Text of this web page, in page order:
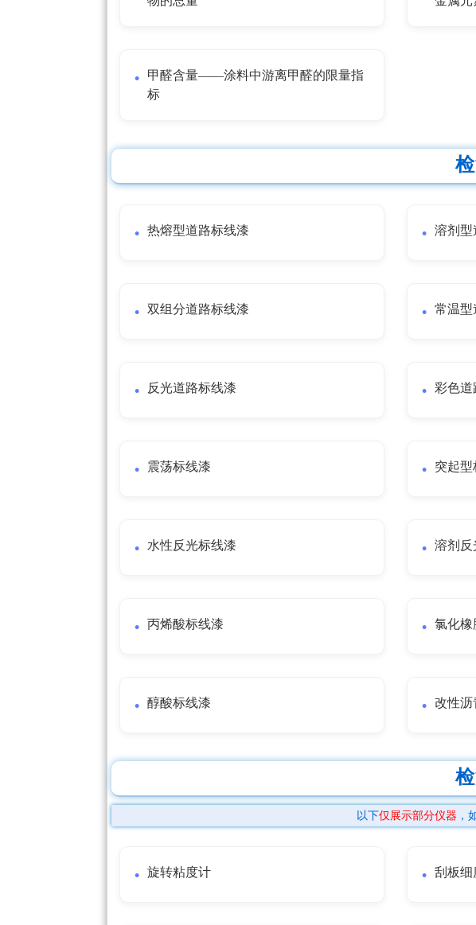
甲醛含量——涂料中游离甲醛的限量指
标
热熔型道路标线漆 溶剂型
双组分道路标线漆 常温型
反光道路标线漆 彩色道
震荡标线漆 突起型
水性反光标线漆 溶剂反
丙烯酸标线漆 氯化橡
醇酸标线漆 改性沥
以下仅展示部分仪器 ，
旋转粘度计 刮板细